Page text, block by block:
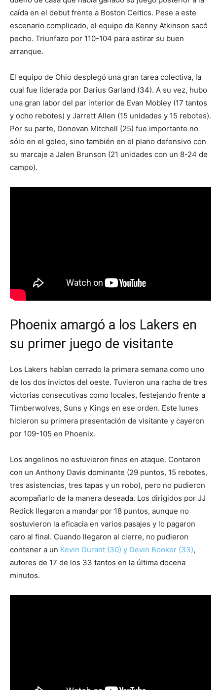
caída en el debut frente a Boston Celtics. Pese a este
escenario complicado, el equipo de Kenny Atkinson sacó
pecho. Triunfazo por 110-104 para estirar su buen
arranque.
El equipo de Ohio desplegó una gran tarea colectiva, la
cual fue liderada por Darius Garland (34). A su vez, hubo
una gran labor del par interior de Evan Mobley (17 tantos
y ocho rebotes) y Jarrett Allen (15 unidades y 15 rebotes).
Por su parte, Donovan Mitchell (25) fue importante no
sólo en el goleo, sino también en el plano defensivo con
su marcaje a Jalen Brunson (21 unidades con un 8-24 de
campo).
Phoenix amargó a los Lakers en
su primer juego de visitante
Los Lakers habían cerrado la primera semana como uno
de los dos invictos del oeste. Tuvieron una racha de tres
victorias consecutivas como locales, festejando frente a
Timberwolves, Suns y Kings en ese orden. Este lunes
hicieron su primera presentación de visitante y cayeron
por 109-105 en Phoenix.
Los angelinos no estuvieron finos en ataque. Contaron
con un Anthony Davis dominante (29 puntos, 15 rebotes,
tres asistencias, tres tapas y un robo), pero no pudieron
acompañarlo de la manera deseada. Los dirigidos por JJ
Redick llegaron a mandar por 18 puntos, aunque no
sostuvieron la eficacia en varios pasajes y lo pagaron
caro al final. Cuando llegaron al cierre, no pudieron
contener a un Kevin Durant (30) y Devin Booker (33),
autores de 17 de los 33 tantos en la última docena
minutos.